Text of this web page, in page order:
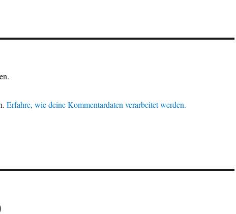
Erfahre, wie deine Kommentardaten verarbeitet werden.